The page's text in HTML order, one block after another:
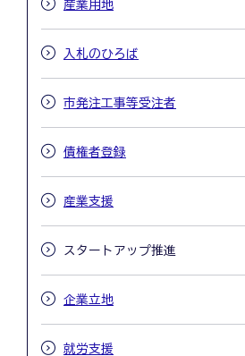
産業用地
入札のひろば
市発注工事等受注者
債権者登録
産業支援
スタートアップ推進
企業立地
就労支援